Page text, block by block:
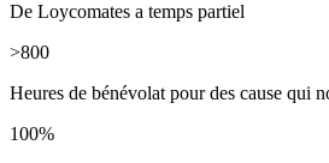
De Loycomates a temps partiel
>800
Heures de bénévolat pour des cause qui
100%